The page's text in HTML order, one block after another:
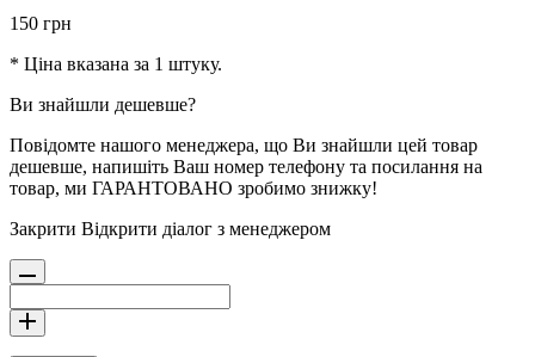
150 грн
* Ціна вказана за 1 штуку.
Ви знайшли дешевше?
Повідомте нашого менеджера, що Ви знайшли цей товар
дешевше, напишіть Ваш номер телефону та посилання на
товар, ми ГАРАНТОВАНО зробимо знижку!
Закрити Відкрити діалог з менеджером